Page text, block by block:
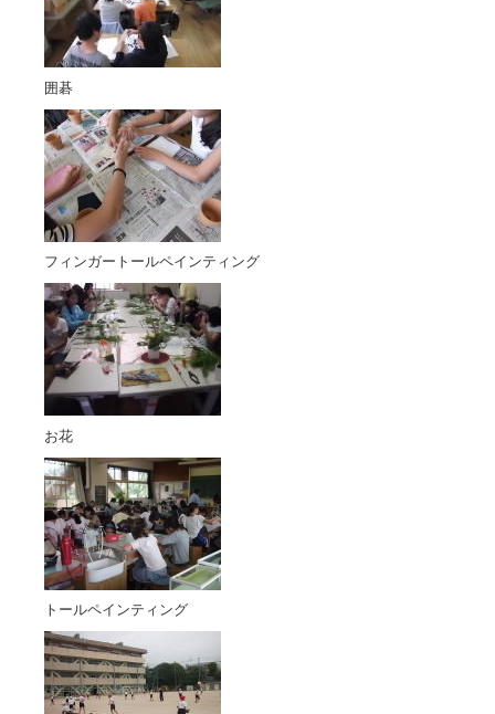
囲碁
フィンガートールペインティング
お花
トールペインティング